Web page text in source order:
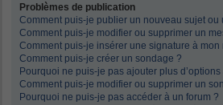
Problèmes de publication
Comment puis-je publier un nouveau sujet ou
Comment puis-je modifier ou supprimer un
Comment puis-je insérer une signature à mon
Comment puis-je créer un sondage ?
Pourquoi ne puis-je pas ajouter plus
Comment puis-je modifier ou supprimer un
Pourquoi ne puis-je pas accéder à un forum ?